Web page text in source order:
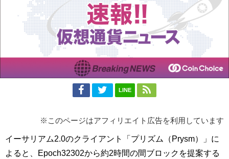
LINE
※このページはアフィリエイト広告を利用しています
イーサリアム2.0のクライアント「プリズム（Prysm）」に
よると、Epoch32302から約2時間の間ブロックを提案する